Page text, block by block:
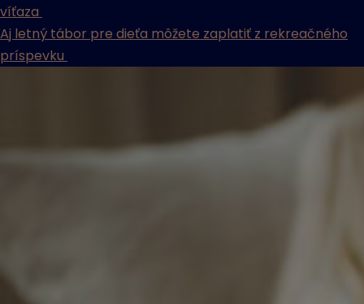
víťaza
Aj letný tábor pre dieťa môžete zaplatiť z rekreačného
príspevku